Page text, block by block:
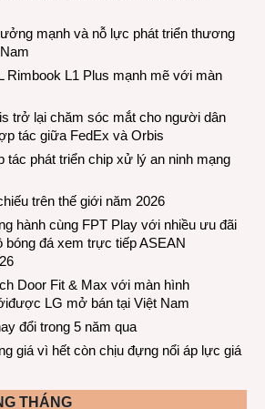
mạnh và nỗ lực phát triển thương
Rimbook L1 Plus mạnh mẽ với màn
trở lại chăm sóc mắt cho người dân
tác giữa FedEx và Orbis
tác phát triển chip xử lý an ninh mạng
trên thế giới năm 2026
hành cùng FPT Play với nhiều ưu đãi
đá xem trực tiếp ASEAN
Door Fit & Max với màn hình
LG mở bán tại Việt Nam
đổi trong 5 năm qua
giá vì hết còn chịu đựng nổi áp lực giá
THÁNG